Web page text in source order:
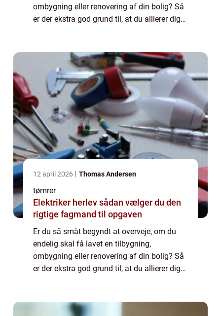
ombygning eller renovering af din bolig? Så
er der ekstra god grund til, at du allierer dig
12 april 2026 Thomas Andersen
tømrer
Elektriker herlev sådan vælger du den
rigtige fagmand til opgaven
Er du så småt begyndt at overveje, om du
endelig skal få lavet en tilbygning,
ombygning eller renovering af din bolig? Så
er der ekstra god grund til, at du allierer dig